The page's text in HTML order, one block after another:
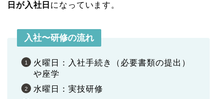
日が入社日 になっています。
入社〜研修の流れ
火曜日：入社手続き（必要書類の提出）
や座学
水曜日：実技研修